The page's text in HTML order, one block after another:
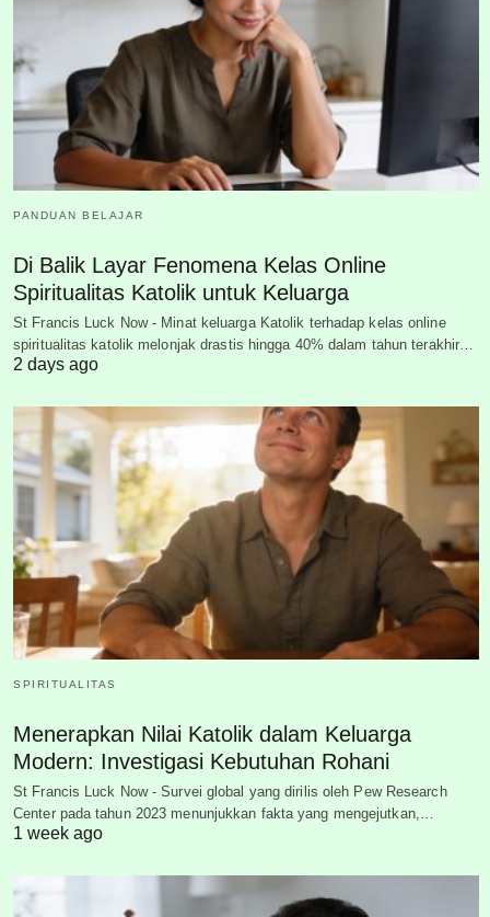
PANDUAN BELAJAR
Di Balik Layar Fenomena Kelas Online
Spiritualitas Katolik untuk Keluarga
St Francis Luck Now - Minat keluarga Katolik terhadap kelas online
spiritualitas katolik melonjak drastis hingga 40% dalam tahun terakhir…
2 days ago
SPIRITUALITAS
Menerapkan Nilai Katolik dalam Keluarga
Modern: Investigasi Kebutuhan Rohani
St Francis Luck Now - Survei global yang dirilis oleh Pew Research
Center pada tahun 2023 menunjukkan fakta yang mengejutkan,…
1 week ago